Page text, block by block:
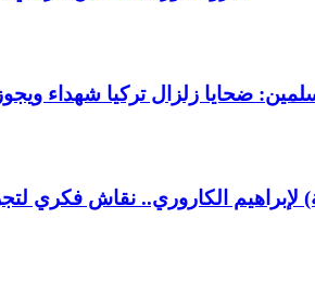
ضحايا زلزال تركيا شهداء
لإبراهيم الكاروري.. نقاش فكري